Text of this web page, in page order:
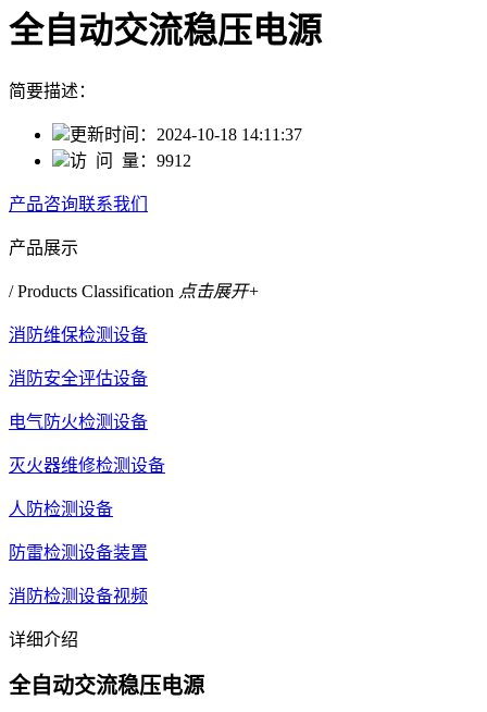
全自动交流稳压电源
简要描述：
更新时间： 2024-10-18 14:11:37
访 问 量： 9912
产品咨询联系我们
产品展示
/ Products Classification 点击展开+
消防维保检测设备
消防安全评估设备
电气防火检测设备
灭火器维修检测设备
人防检测设备
防雷检测设备装置
消防检测设备视频
详细介绍
全自动交流稳压电源